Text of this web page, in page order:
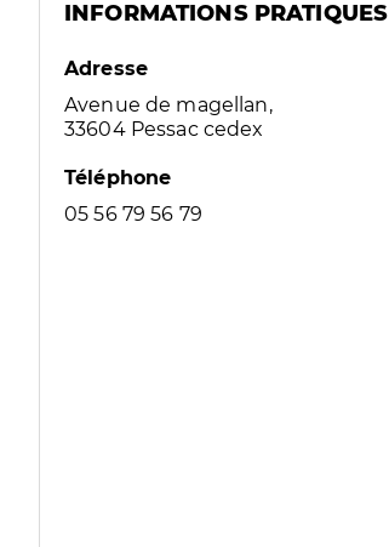
INFORMATIONS PRATIQUES
Adresse
Avenue de magellan,
33604 Pessac cedex
Téléphone
05 56 79 56 79